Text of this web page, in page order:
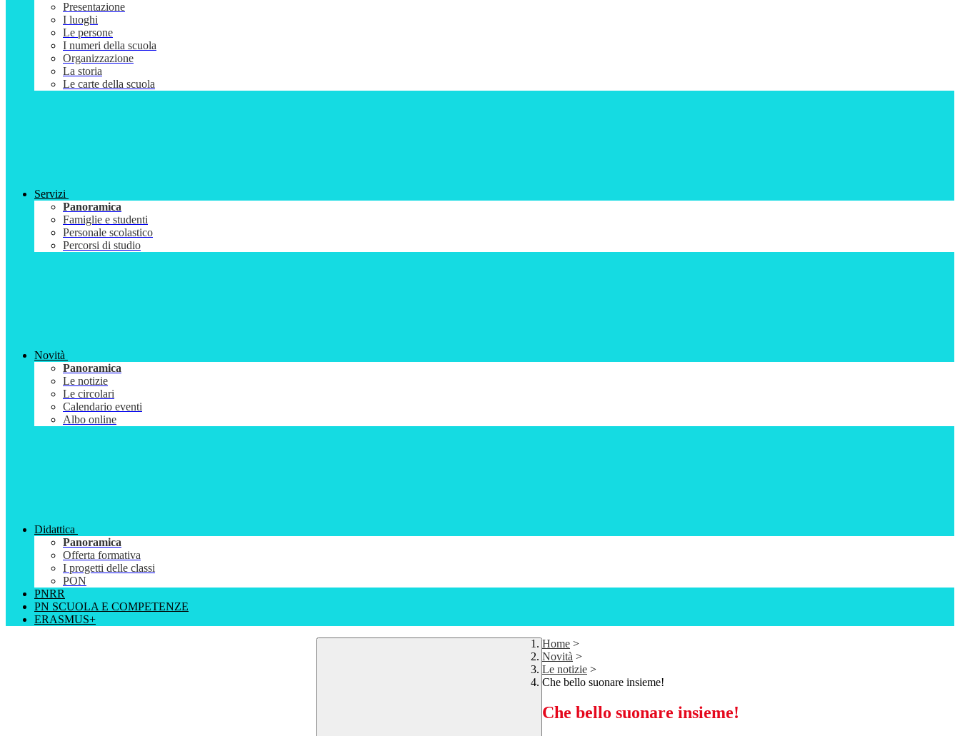
Presentazione
I luoghi
Le persone
I numeri della scuola
Organizzazione
La storia
Le carte della scuola
Servizi
Panoramica
Famiglie e studenti
Personale scolastico
Percorsi di studio
Novità
Panoramica
Le notizie
Le circolari
Calendario eventi
Albo online
Didattica
Panoramica
Offerta formativa
I progetti delle classi
PON
PNRR
PN SCUOLA E COMPETENZE
ERASMUS+
Home >
Novità >
Le notizie >
Che bello suonare insieme!
Che bello suonare insieme!